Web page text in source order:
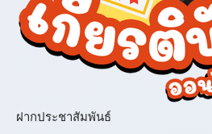
ฝากประชาสัมพันธ์